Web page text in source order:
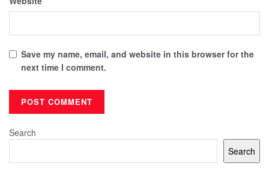
Save my name, email, and website in this browser for the
next time I comment.
Search
Search